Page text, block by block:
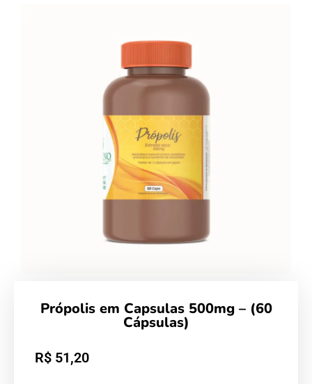
Própolis em Capsulas 500mg – (60
Cápsulas)
R$ 51,20